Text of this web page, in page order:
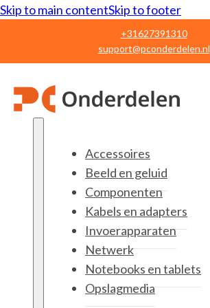
Skip to main contentSkip to footer
+31627391310
support@pconderdelen.nl
Accessoires
Beeld en geluid
Componenten
Kabels en adapters
Invoerapparaten
Netwerk
Notebooks en tablets
Opslagmedia